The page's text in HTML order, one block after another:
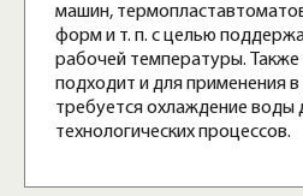
машин,
форм и т. п. с целью
рабочей температуры. Также
подходит и для применения в
требуется охлаждение воды
технологических процессов.